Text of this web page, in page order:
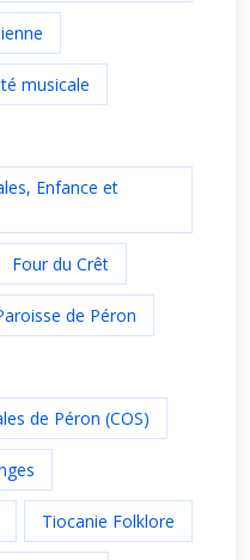
musicale
Enfance et
Four du Crêt
de Péron
de Péron (COS)
Tiocanie Folklore